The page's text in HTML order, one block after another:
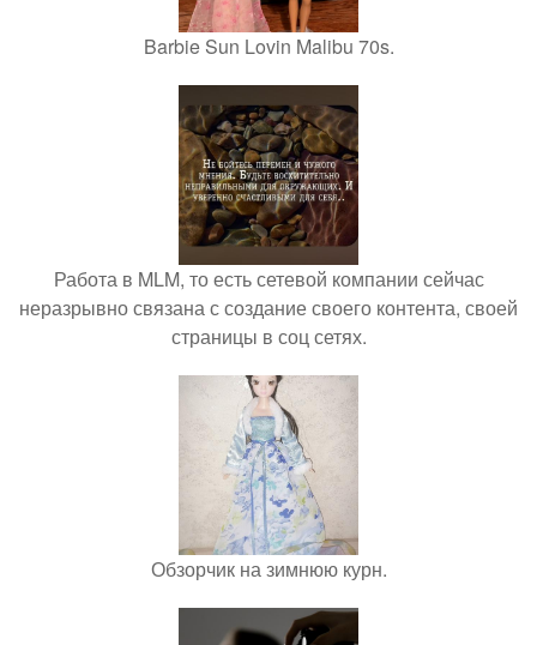
Barbie Sun Lovin Malibu 70s.
Работа в MLM, то есть сетевой компании сейчас
неразрывно связана с создание своего контента, своей
страницы в соц сетях.
Обзорчик на зимнюю курн.